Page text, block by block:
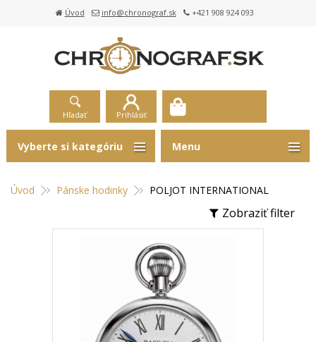
Úvod info@chronograf.sk +421 908 924 093
Hľadať Prihlásiť
Úvod Pánske hodinky POLJOT INTERNATIONAL
Zobraziť filter
Vyberte si kategóriu Menu